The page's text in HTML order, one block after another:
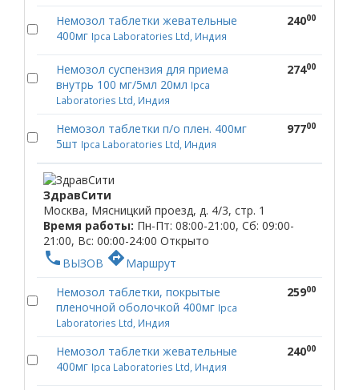
Немозол таблетки жевательные
400мг Ipca Laboratories Ltd, Индия
24000
Немозол суспензия для приема
внутрь 100 мг/5мл 20мл Ipca
Laboratories Ltd, Индия
27400
Немозол таблетки п/о плен. 400мг
5шт Ipca Laboratories Ltd, Индия
97700
ЗдравСити
Москва, Мясницкий проезд, д. 4/3, стр. 1
Время работы: Пн-Пт: 08:00-21:00, Сб: 09:00-
21:00, Вс: 00:00-24:00 Открыто
phone ВЫЗОВ directionsМаршрут
Немозол таблетки, покрытые
пленочной оболочкой 400мг Ipca
Laboratories Ltd, Индия
25900
Немозол таблетки жевательные
400мг Ipca Laboratories Ltd, Индия
24000